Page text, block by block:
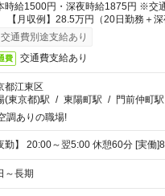
時給1500円・深夜時給1875円 ※交
【月収例】28.5万円（20日勤務＋
交通費別途支給あり
費 交通費支給あり
都江東区
(東京都)駅 / 東陽町駅 / 門前仲町駅
調ありの職場!
勤】 20:00～翌5:00 休憩60分 [実働
～長期